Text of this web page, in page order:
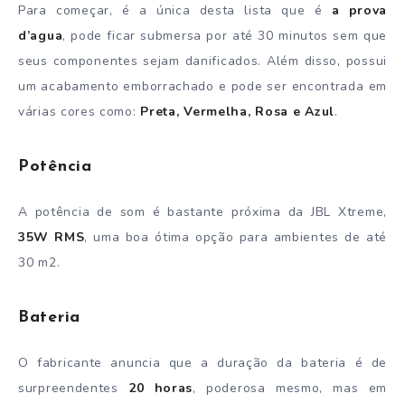
Para começar, é a única desta lista que é a prova
d’agua, pode ficar submersa por até 30 minutos sem que
seus componentes sejam danificados. Além disso, possui
um acabamento emborrachado e pode ser encontrada em
várias cores como: Preta, Vermelha, Rosa e Azul.
Potência
A potência de som é bastante próxima da JBL Xtreme,
35W RMS, uma boa ótima opção para ambientes de até
30 m2.
Bateria
O fabricante anuncia que a duração da bateria é de
surpreendentes 20 horas, poderosa mesmo, mas em